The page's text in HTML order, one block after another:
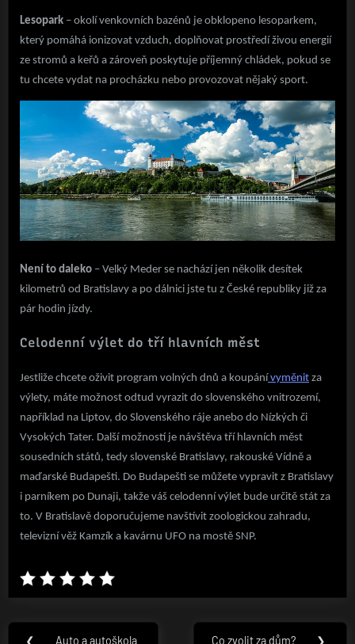
Lesopark – okolí venkovních bazénů je obklopeno lesoparkem,
který pomáhá ionizovat vzduch, doplňovat prostředí živou energií
ze stromů a keřů a zároveň poskytuje příjemný chládek, pokud se
tu chcete vydat na procházku nebo provozovat nějaký sport.
Není to daleko – Velký Meder se nachází jen několik desítek
kilometrů od Bratislavy a po dálnici jste tu z České republiky již za
pár hodin jízdy.
Celodenní výlet do tří hlavních měst
Jestliže chcete oživit program volných dnů a koupání vyměnit za
výlety, máte možnost odtud vyrazit do slovenského vnitrozemí,
například na Liptov, do Slovenského ráje anebo do Nízkých či
Vysokých Tater. Další možností je návštěva tří hlavních měst
sousedních států, tedy slovenské Bratislavy, rakouské Vídně a
maďarské Budapešti. Do Budapešti se můžete vypravit z Bratislavy
i parníkem po Dunaji, takže váš celodenní výlet bude určitě stát za
to. V Bratislavě doporučujeme navštívit zoologickou zahradu,
televizní věž Kamzík a kavárnu UFO na mostě SNP.
Navigace
❮ Auto a autoškola Co zvolit za dům? ❯